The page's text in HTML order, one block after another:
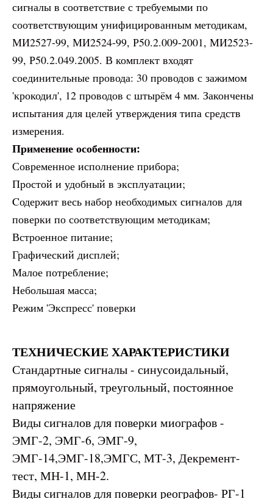
сигналы в соответствие с требуемыми по
соответствующим унифицированным методикам,
МИ2527-99, МИ2524-99, Р50.2.009-2001, МИ2523-
99, Р50.2.049.2005. В комплект входят
соединительные провода: 30 проводов с зажимом
'крокодил', 12 проводов с штырём 4 мм. Закончены
испытания для целей утверждения типа средств
измерения.
Применениеособенности:
Современное исполнение прибора;
Простой и удобный в эксплуатации;
Cодержит весь набор необходимых сигналов для
поверки по соответствующим методикам;
Встроенное питание;
Графический дисплей;
Малое потребление;
Небольшая масса;
Режим 'Экспресс' поверки
ТЕХНИЧЕСКИЕ ХАРАКТЕРИСТИКИ
Стандартные сигналы - синусоидальный,
прямоугольный, треугольный, постоянное
напряжение
Виды сигналов для поверки миографов -
ЭМГ-2, ЭМГ-6, ЭМГ-9,
ЭМГ-14,ЭМГ-18,ЭМГС, МТ-3, Декремент-
тест, МН-1, МН-2.
Виды сигналов для поверки реографов- РГ-1